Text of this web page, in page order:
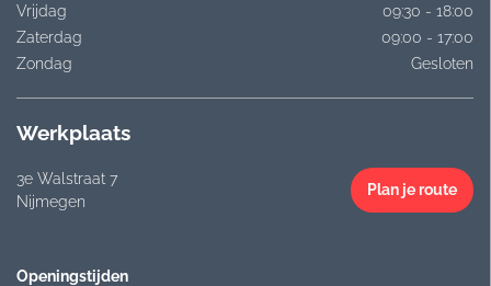
Vrijdag
09:30 - 18:00
Zaterdag
09:00 - 17:00
Zondag
Gesloten
Werkplaats
3e Walstraat 7
Nijmegen
Plan je route
Openingstijden